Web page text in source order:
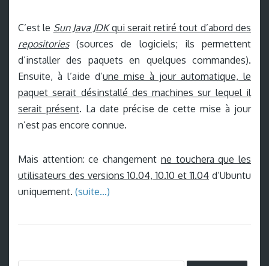
C’est le Sun Java JDKqui serait retiré tout d’abord des
repositories(sources de logiciels; ils permettent
d’installer des paquets en quelques commandes).
Ensuite, à l’aide d’une mise à jour automatique, le
paquet serait désinstallé des machines sur lequel il
serait présent. La date précise de cette mise à jour
n’est pas encore connue.
Mais attention: ce changement ne touchera que les
utilisateurs des versions 10.04, 10.10 et 11.04 d’Ubuntu
uniquement. (suite…)